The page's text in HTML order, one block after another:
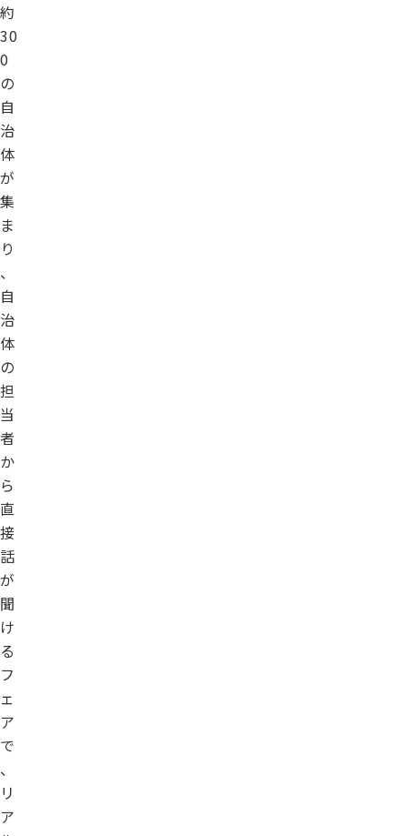
約
30
0
の
自
治
体
が
集
ま
り
、
自
治
体
の
担
当
者
か
ら
直
接
話
が
聞
け
る
フ
ェ
ア
で
、
リ
ア